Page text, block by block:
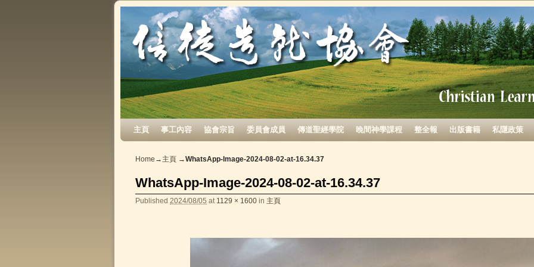
主頁 事工內容 協會宗旨 委員會成員 傳道聖經學院 晚間神學課程 整全報 出版書籍 私隱政策
Home → 主頁 →WhatsApp-Image-2024-08-02-at-16.34.37
WhatsApp-Image-2024-08-02-at-16.34.37
Published 2024/08/05 at 1129 × 1600 in 主頁